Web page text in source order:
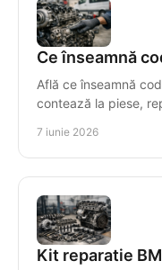
Ce înseamnă
Află ce înseamnă
contează la piese,
7 iunie 2026
Kit reparatie